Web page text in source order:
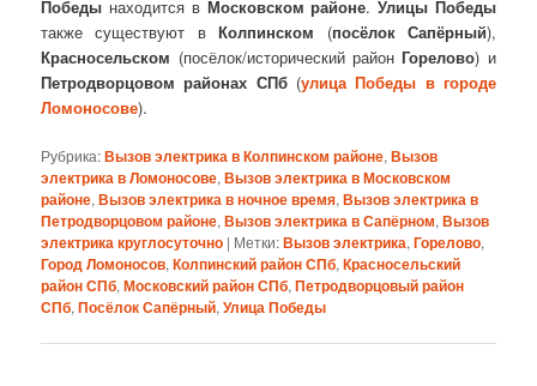
Победы находится в Московском районе.Улицы Победы
также существуют вКолпинском (посёлок Сапёрный),
Красносельском (посёлок/исторический районГорелово) и
Петродворцовом районах СПб (улица Победы в городе
Ломоносове).
Рубрика:Вызов электрика в Колпинском районе,Вызов
электрика в Ломоносове,Вызов электрика в Московском
районе,Вызов электрика в ночное время,Вызов электрика в
Петродворцовом районе,Вызов электрика в Сапёрном,Вызов
электрика круглосуточно | Метки:Вызов электрика,Горелово,
Город Ломоносов,Колпинский район СПб,Красносельский
район СПб,Московский район СПб,Петродворцовый район
СПб,Посёлок Сапёрный,Улица Победы